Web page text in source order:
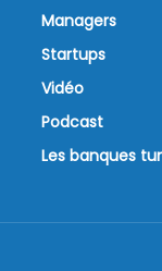
Managers
Startups
Vidéo
Podcast
Les banques